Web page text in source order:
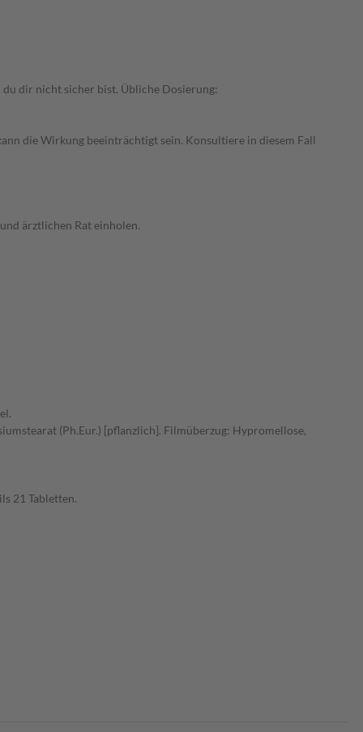
dir nicht sicher bist. Übliche Dosierung:
die Wirkung beeinträchtigt sein. Konsultiere in diesem Fall
ärztlichen Rat einholen.
(Ph.Eur.) [pflanzlich]. Filmüberzug: Hypromellose,
21 Tabletten.